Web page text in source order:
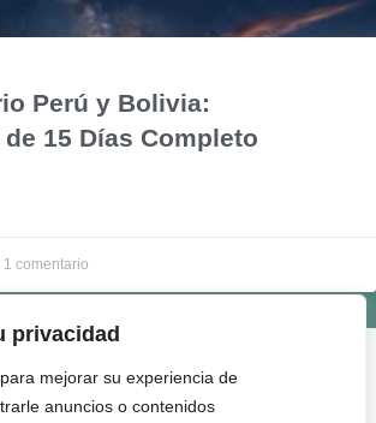
privacidad
mejorar su experiencia de
anuncios o contenidos
Perú y Bolivia:
15 Días Completo
1 comentario
QUIÉNES SOMOS
CONTACTO